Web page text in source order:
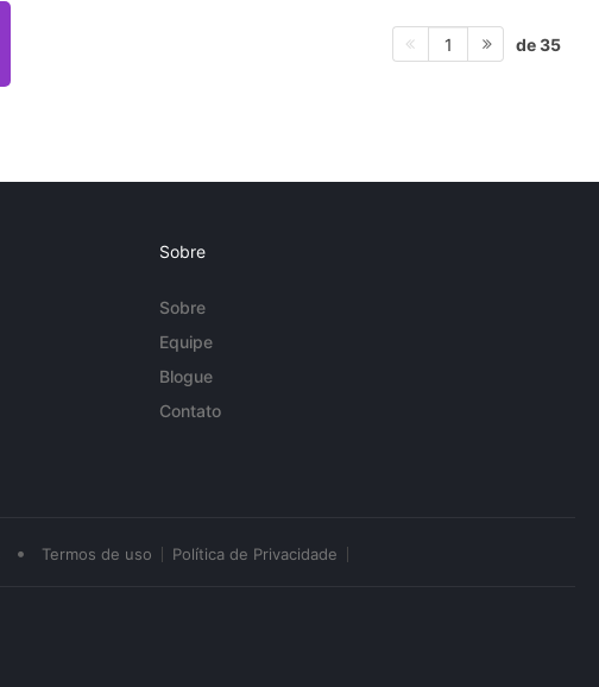
1 de 35
Sobre
Sobre
Equipe
Blogue
Contato
• Termos de uso Política de Privacidade